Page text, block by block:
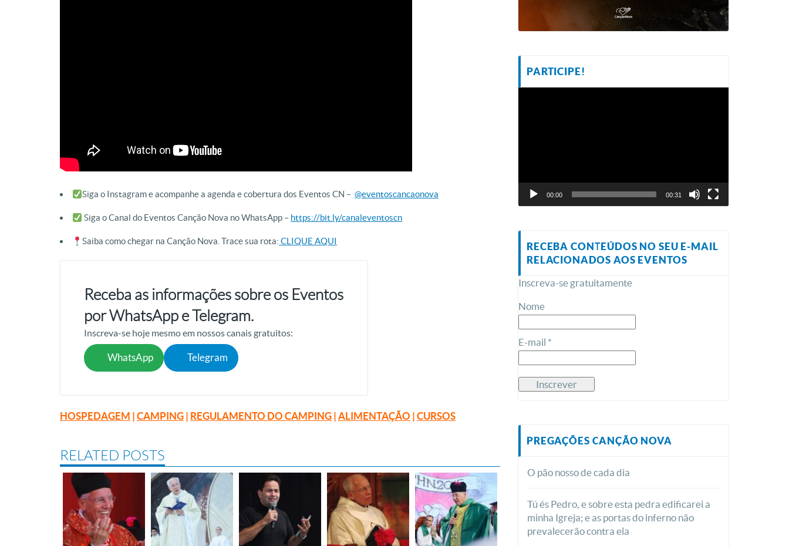
Siga o Instagram e acompanhe a agenda e cobertura dos Eventos CN –@eventoscancaonova
Siga o Canal do Eventos Canção Nova no WhatsApp – https://bit.ly/canaleventoscn
Saiba como chegar na Canção Nova. Trace sua rota: CLIQUE AQUI
Receba as informações sobre os Eventos
por WhatsApp e Telegram.
Inscreva-se hoje mesmo em nossos canais gratuitos:
WhatsApp Telegram
HOSPEDAGEM | CAMPING | REGULAMENTO DO CAMPING | ALIMENTAÇÃO | CURSOS
RELATED POSTS
PARTICIPE!
00:00 00:31
RECEBA CONTEÚDOS NO SEU E-MAIL
RELACIONADOS AOS EVENTOS
Inscreva-se gratuitamente
Nome
E-mail *
PREGAÇÕES CANÇÃO NOVA
O pão nosso de cada dia
Tú és Pedro, e sobre esta pedra edificarei a
minha Igreja; e as portas do inferno não
prevalecerão contra ela